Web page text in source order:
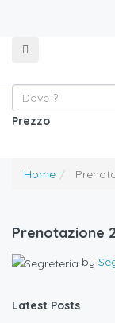
Prezzo
Home
Prenotazione
by
Latest Posts